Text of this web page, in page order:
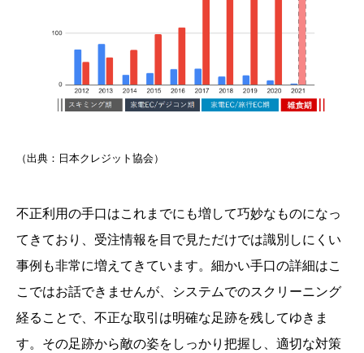
（出典：日本クレジット協会）
不正利用の手口はこれまでにも増して巧妙なものになっ
てきており、受注情報を目で見ただけでは識別しにくい
事例も非常に増えてきています。細かい手口の詳細はこ
こではお話できませんが、システムでのスクリーニング
経ることで、不正な取引は明確な足跡を残してゆきま
す。その足跡から敵の姿をしっかり把握し、適切な対策